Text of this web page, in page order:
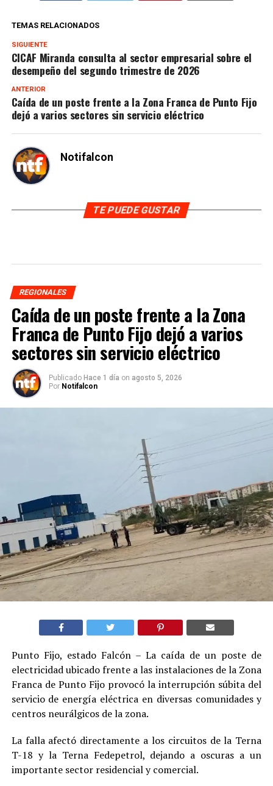
TEMAS RELACIONADOS
SIGUIENTE
CICAF Miranda consulta al sector empresarial sobre el
desempeño del segundo trimestre de 2026
ANTERIOR
Caída de un poste frente a la Zona Franca de Punto Fijo
dejó a varios sectores sin servicio eléctrico
Notifalcon
TE PUEDE GUSTAR
REGIONALES
Caída de un poste frente a la Zona
Franca de Punto Fijo dejó a varios
sectores sin servicio eléctrico
Publicado Hace 1 día on agosto 5, 2026
Por Notifalcon
Punto Fijo, estado Falcón – La caída de un poste de
electricidad ubicado frente a las instalaciones de la Zona
Franca de Punto Fijo provocó la interrupción súbita del
servicio de energía eléctrica en diversas comunidades y
centros neurálgicos de la zona.
La falla afectó directamente a los circuitos de la Terna
T-18 y la Terna Fedepetrol, dejando a oscuras a un
importante sector residencial y comercial.